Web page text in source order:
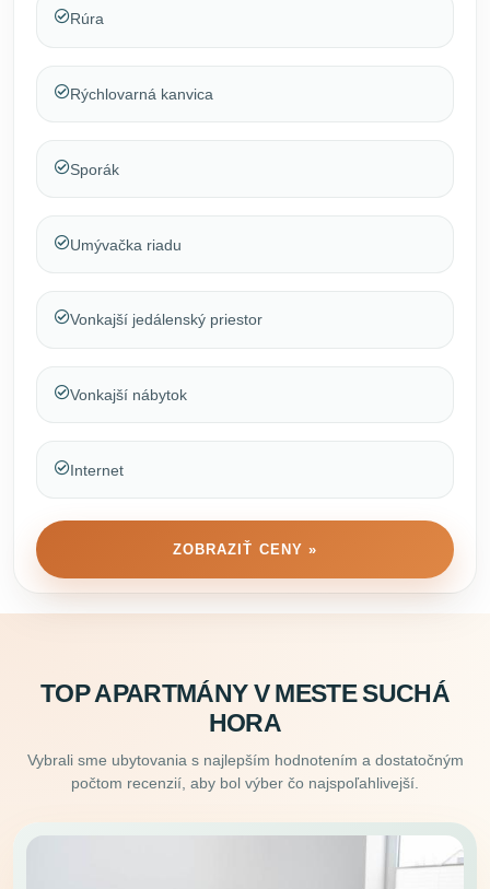
Rúra
Rýchlovarná kanvica
Sporák
Umývačka riadu
Vonkajší jedálenský priestor
Vonkajší nábytok
Internet
ZOBRAZIŤ CENY »
TOP APARTMÁNY V MESTE SUCHÁ
HORA
Vybrali sme ubytovania s najlepším hodnotením a dostatočným
počtom recenzií, aby bol výber čo najspoľahlivejší.